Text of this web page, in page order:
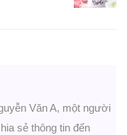
Văn A, một người
sẻ thông tin đến